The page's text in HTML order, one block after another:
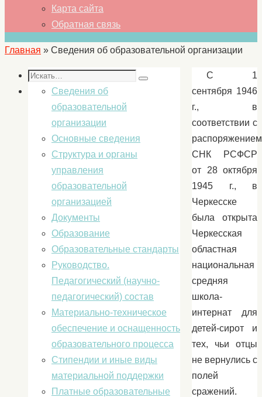
Карта сайта
Обратная связь
Главная » Сведения об образовательной организации
С 1
сентября 1946
г., в
соответствии с
распоряжением
СНК РСФСР
от 28 октября
1945 г., в
Черкесске
была открыта
Черкесская
областная
национальная
средняя
школа-
интернат для
детей-сирот и
тех, чьи отцы
не вернулись с
полей
сражений.
Искать:
Сведения об
образовательной
организации
Основные сведения
Структура и органы
управления
образовательной
организацией
Документы
Образование
Образовательные стандарты
Руководство.
Педагогический (научно-
педагогический) состав
Материально-техническое
обеспечение и оснащенность
образовательного процесса
Стипендии и иные виды
материальной поддержки
Платные образовательные